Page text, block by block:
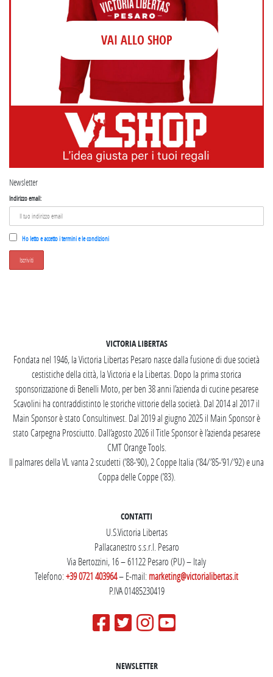
VAI ALLO SHOP
Newsletter
Indirizzo email:
Ho letto e accetto i termini e le condizioni
VICTORIA LIBERTAS
Fondata nel 1946, la Victoria Libertas Pesaro nasce dalla fusione di due società
cestistiche della città, la Victoria e la Libertas. Dopo la prima storica
sponsorizzazione di Benelli Moto, per ben 38 anni l’azienda di cucine pesarese
Scavolini ha contraddistinto le storiche vittorie della società. Dal 2014 al 2017 il
Main Sponsor è stato Consultinvest. Dal 2019 al giugno 2025 il Main Sponsor è
stato Carpegna Prosciutto. Dall’agosto 2026 il Title Sponsor è l’azienda pesarese
CMT Orange Tools.
Il palmares della VL vanta 2 scudetti (’88-’90), 2 Coppe Italia (’84/’85-’91/’92) e una
Coppa delle Coppe (’83).
CONTATTI
U.S.Victoria Libertas
Pallacanestro s.s.r.l. Pesaro
Via Bertozzini, 16 – 61122 Pesaro (PU) – Italy
Telefono:+39 0721 403964– E-mail:marketing@victorialibertas.it
P.IVA 01485230419
NEWSLETTER